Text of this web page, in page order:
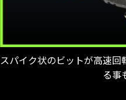
スパイク状のビットが高速
る事